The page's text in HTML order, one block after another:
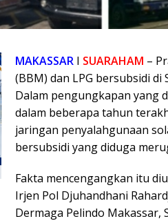
MAKASSAR I SUARAHAM –
(BBM) dan LPG bersubsidi
Dalam pengungkapan yang
dalam beberapa tahun
jaringan penyalahgunaan
bersubsidi yang diduga
Fakta mencengangkan itu
Irjen Pol Djuhandhani
Dermaga Pelindo Makassar,